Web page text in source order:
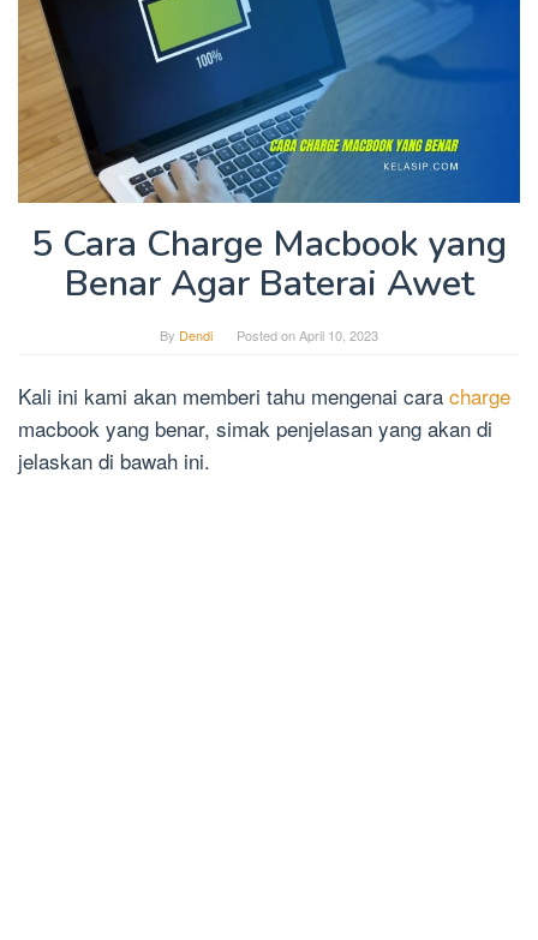
5 Cara Charge Macbook yang
Benar Agar Baterai Awet
By Dendi Posted onApril 10, 2023
Kali ini kami akan memberi tahu mengenai cara charge
macbook yang benar, simak penjelasan yang akan di
jelaskan di bawah ini.